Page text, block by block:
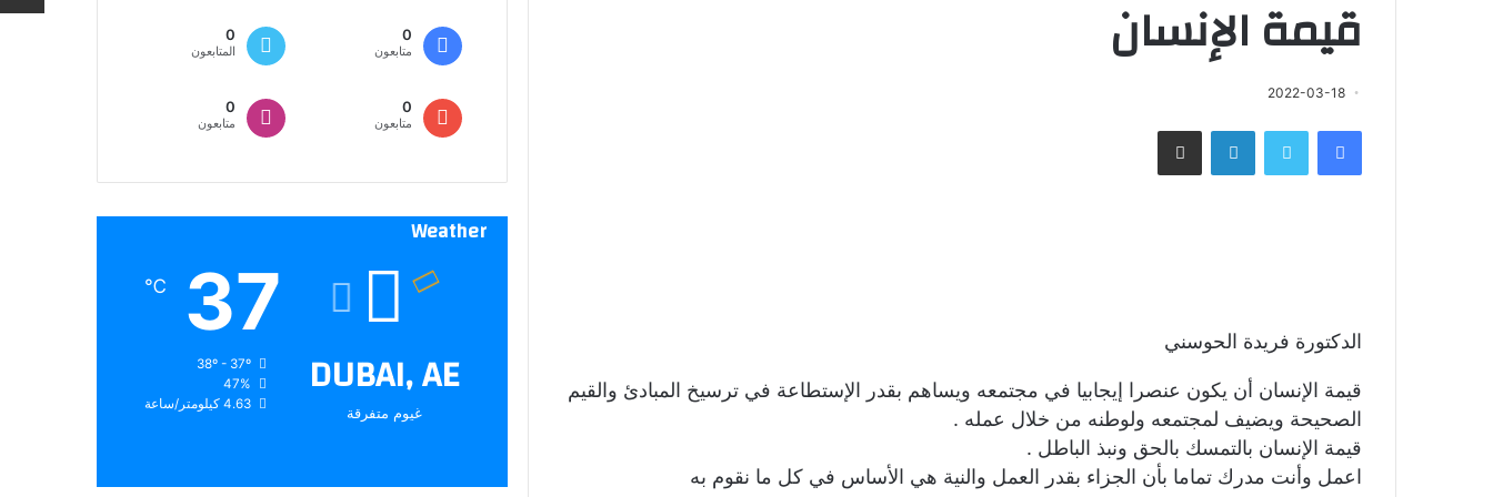
قيمة الإنسان
2022-03-18
فيسبوك تويتر لينكدإن مشاركة عبر البريد
الدكتورة فريدة الحوسني
قيمة الإنسان أن يكون عنصرا إيجابيا في مجتمعه ويساهم بقدر الإستطاعة في ترسيخ المبادئ والقيم
الصحيحة ويضيف لمجتمعه ولوطنه من خلال عمله .
قيمة الإنسان بالتمسك بالحق ونبذ الباطل .
اعمل وأنت مدرك تماما بأن الجزاء بقدر العمل والنية هي الأساس في كل ما نقوم به
0
متابعون
0
المتابعون
0
متابعون
0
متابعون
Weather
DUBAI, AE
غيوم متفرقة
37
℃
38º - 37º
47%
4.63 كيلومتر/ساعة